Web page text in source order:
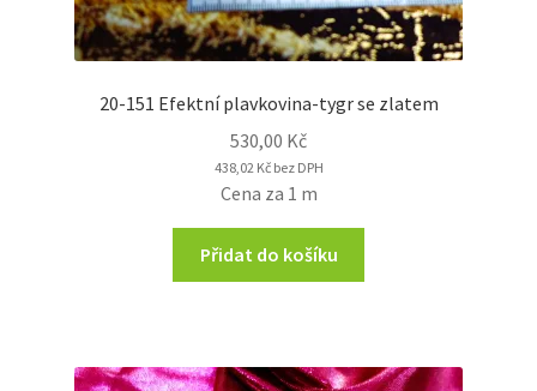
20-151 Efektní plavkovina-tygr se zlatem
530,00 Kč
438,02 Kčbez DPH
Cena za 1 m
Přidat do košíku